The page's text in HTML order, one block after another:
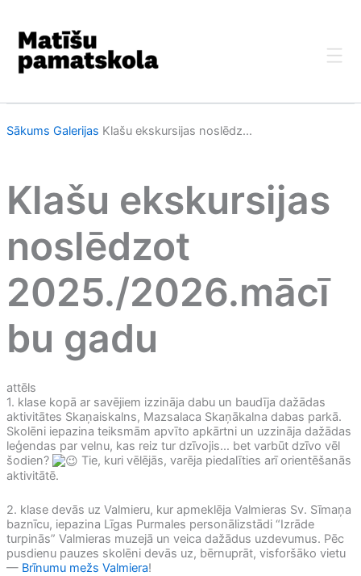
content
Sākums Galerijas Klašu ekskursijas noslēdz...
Klašu ekskursijas
noslēdzot
2025./2026.mācī
bu gadu
attēls
1. klase kopā ar savējiem izzināja dabu un baudīja dažādas
aktivitātes Skaņaiskalns, Mazsalaca Skaņākalna dabas parkā.
Skolēni iepazina teiksmām apvīto apkārtni un uzzināja dažādas
leģendas par velnu, kas reiz tur dzīvojis… bet varbūt dzīvo vēl
šodien?
Tie, kuri vēlējās, varēja piedalīties arī orientēšanās
aktivitātē.
2. klase devās uz Valmieru, kur apmeklēja Valmieras Sv. Sīmaņa
baznīcu, iepazina Līgas Purmales personālizstādi “Izrāde
turpinās” Valmieras muzejā un veica dažādus uzdevumus. Pēc
pusdienu pauzes skolēni devās uz, bērnuprāt, visforšāko vietu
— Brīnumu mežs Valmiera!